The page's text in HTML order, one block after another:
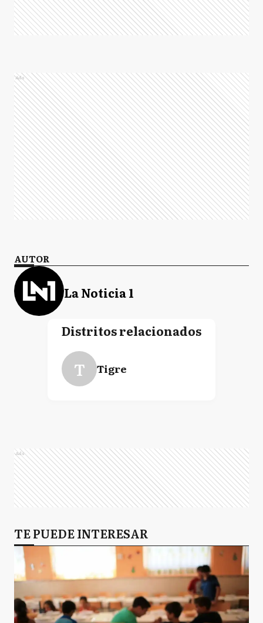
Ads
AUTOR
La Noticia 1
Distritos relacionados
T Tigre
Ads
TE PUEDE INTERESAR